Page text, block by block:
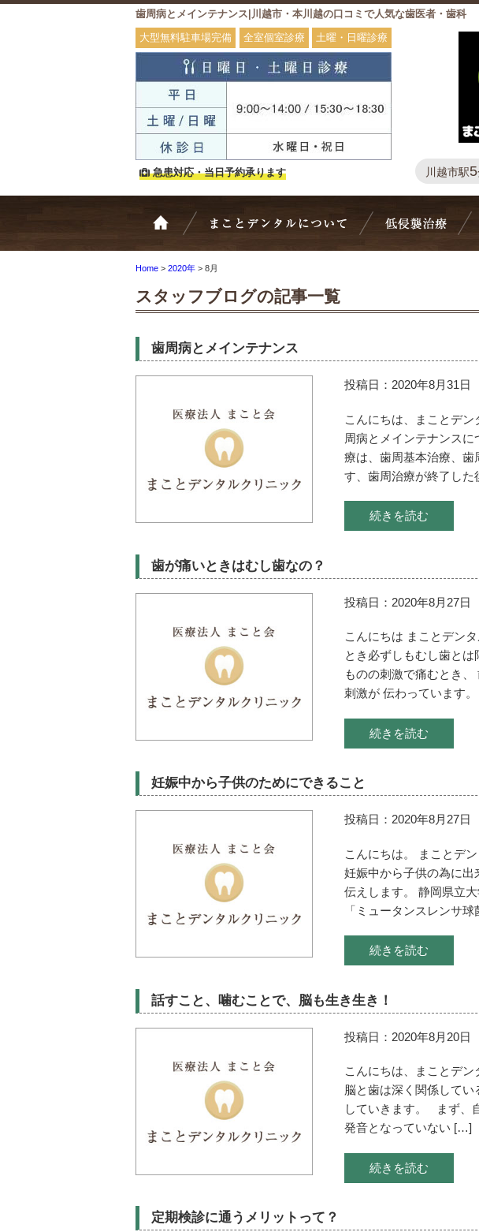
歯周病とメインテナンス|川越市・本川越の口コミで人気な歯医者・歯科
大型無料駐車場完備
全室個室診療 土曜・日曜診療
急患対応・当日予約承ります 川越市駅5
ホーム Bivi歯科について
Home > 2020年 > 8月
スタッフブログの記事一覧
歯周病とメインテナンス
投稿日：2020年8月31日
こんにちは、まことデ
周病とメインテナンス
療は、歯周基本治療、歯
す、歯周治療が終了し
続きを読む
歯が痛いときはむし歯なの？
投稿日：2020年8月27日
こんにちは まことデン
とき必ずしもむし歯と
ものの刺激で痛むとき
刺激が 伝わっています
続きを読む
妊娠中から子供のためにできること
投稿日：2020年8月27日
こんにちは。 まことデ
妊娠中から子供の為に
伝えします。 静岡県立
「ミュータンスレンサ
続きを読む
話すこと、噛むことで、脳も生き生き！
投稿日：2020年8月20日
こんにちは、まことデン
脳と歯は深く関係して
していきます。 まず、
発音となっていない […]
続きを読む
定期検診に通うメリットって？